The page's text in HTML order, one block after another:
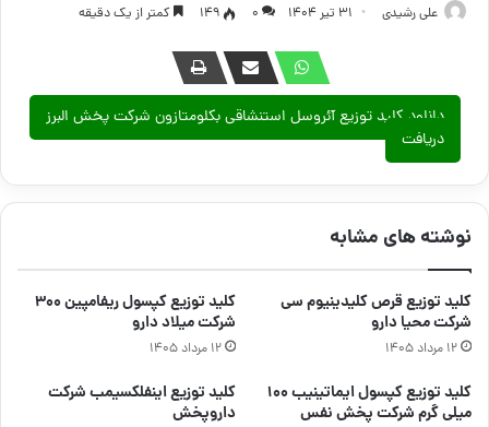
علی رشیدی ۳۱ تیر ۱۴۰۴ ۰ 149 کمتر از یک دقیقه
دانلود کلید توزیع آئروسل استنشاقی بکلومتازون شرکت پخش البرز
دریافت
نوشته های مشابه
کلید توزیع قرص کلیدینیوم سی
شرکت محیا دارو
۱۲ مرداد ۱۴۰۵
کلید توزیع کپسول ریفامپین ۳۰۰
شرکت میلاد دارو
۱۲ مرداد ۱۴۰۵
کلید توزیع کپسول ایماتینیب ۱۰۰
میلی گرم شرکت پخش نفس
کلید توزیع اینفلکسیمب شرکت
داروپخش